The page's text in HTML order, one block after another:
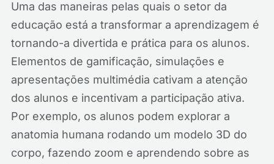
Uma das maneiras pelas quais o setor da
educação está a transformar a aprendizagem é
tornando-a divertida e prática para os alunos.
Elementos de gamificação, simulações e
apresentações multimédia cativam a atenção
dos alunos e incentivam a participação ativa.
Por exemplo, os alunos podem explorar a
anatomia humana rodando um modelo 3D do
corpo, fazendo zoom e aprendendo sobre as